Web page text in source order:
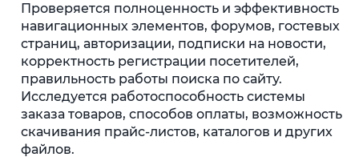
Проверяется полноценность и эффективность
навигационных элементов, форумов, гостевых
страниц, авторизации, подписки на новости,
корректность регистрации посетителей,
правильность работы поиска по сайту.
Исследуется работоспособность системы
заказа товаров, способов оплаты, возможность
скачивания прайс-листов, каталогов и других
файлов.